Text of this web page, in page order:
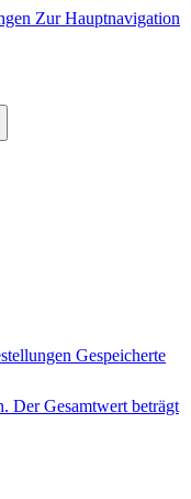
Zur Hauptnavigation
Gespeicherte
Der Gesamtwert beträgt